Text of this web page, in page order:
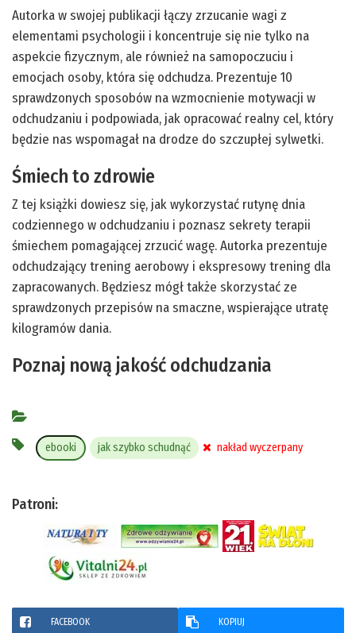
Autorka w swojej publikacji łączy zrzucanie wagi z
elementami psychologii i koncentruje się nie tylko na
aspekcie fizycznym, ale również na samopoczuciu i
emocjach osoby, która się odchudza. Prezentuje 10
sprawdzonych sposobów na wzmocnienie motywacji w
odchudzaniu i podpowiada, jak opracować realny cel, który
będzie nas wspomagał na drodze do szczupłej sylwetki.
Śmiech to zdrowie
Z tej książki dowiesz się, jak wykorzystać rutynę dnia
codziennego w odchudzaniu i poznasz sekrety terapii
śmiechem pomagającej zrzucić wagę. Autorka prezentuje
odchudzający trening aerobowy i ekspresowy trening dla
zapracowanych. Będziesz mógł także skorzystać ze
sprawdzonych przepisów na smaczne, wspierające utratę
kilogramów dania.
Poznaj nową jakość odchudzania
ebooki jak szybko schudnąć nakład wyczerpany
Patroni:
FACEBOOK KOPIUJ